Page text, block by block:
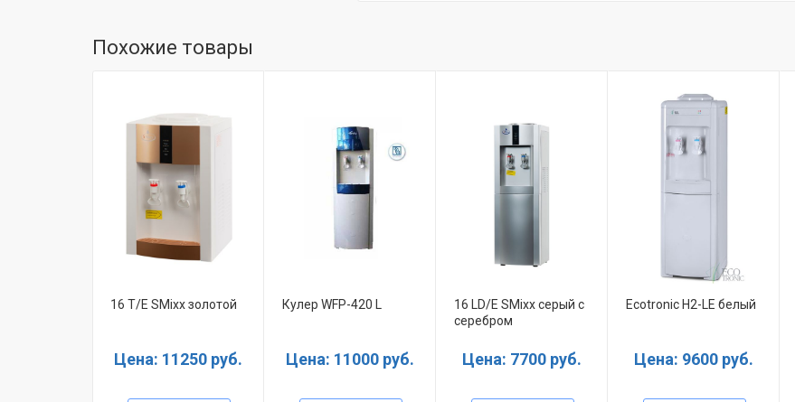
Похожие товары
16 T/E SMixx золотой
Цена: 11250 руб.
Кулер WFР-420 L
Цена: 11000 руб.
16 LD/E SMixx серый с
серебром
Цена: 7700 руб.
Ecotronic H2-LE белый
Цена: 9600 руб.